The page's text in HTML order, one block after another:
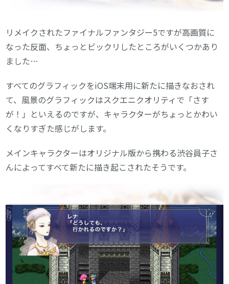
リメイクされたファイナルファンタジー5ですが高画質に
なった反面、ちょっとビックリしたところがいくつかあり
ました…
すべてのグラフィックをiOS端末用に新たに描きなおされ
て、風景のグラフィックはスクエニクオリティで「さす
が！」といえるのですが、キャラクターがちょっとかわい
くなりすぎた感じがします。
メインキャラクターはオリジナル版から携わる渋谷員子さ
んによってすべて新たに描き起こされたそうです。